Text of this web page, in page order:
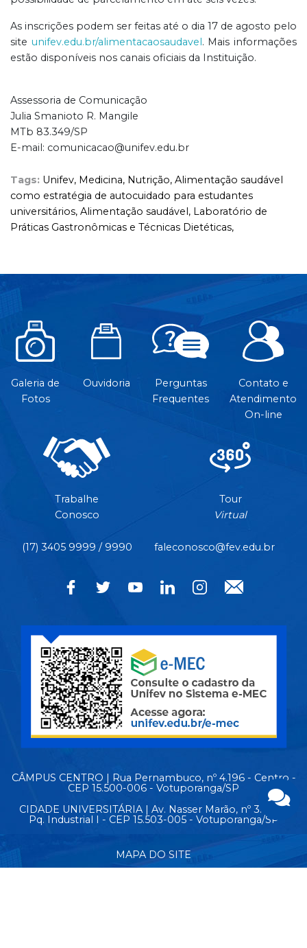
As inscrições podem ser feitas até o dia 17 de agosto pelo
site unifev.edu.br/alimentacaosaudavel. Mais informações
estão disponíveis nos canais oficiais da Instituição.
Assessoria de Comunicação
Julia Smanioto R. Mangile
MTb 83.349/SP
E-mail: comunicacao@unifev.edu.br
Tags: Unifev, Medicina, Nutrição, Alimentação saudável
como estratégia de autocuidado para estudantes
universitários, Alimentação saudável, Laboratório de
Práticas Gastronômicas e Técnicas Dietéticas,
Galeria de
Fotos
Ouvidoria
Perguntas
Frequentes
Contato e
Atendimento
On-line
Trabalhe
Conosco
Tour
Virtual
(17) 3405 9999 / 9990 faleconosco@fev.edu.br
CÂMPUS CENTRO | Rua Pernambuco, nº 4.196 - Centro -
CEP 15.500-006 - Votuporanga/SP
CIDADE UNIVERSITÁRIA | Av. Nasser Marão, nº 3.069 -
Pq. Industrial I - CEP 15.503-005 - Votuporanga/SP
MAPA DO SITE